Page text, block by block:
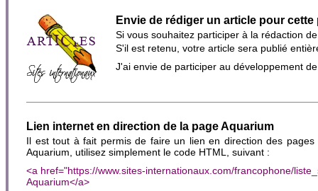
Envie de rédiger un article pour cette
Si vous souhaitez participer à la rédaction
S'il est retenu, votre article sera publié
J'ai envie de participer au développement
Lien internet en direction de la page Aquarium
Il est tout à fait permis de faire un lien en direction des
Aquarium, utilisez simplement le code HTML, suivant :
<a href="https://www.sites-internationaux.com/francophone/
Aquarium</a>